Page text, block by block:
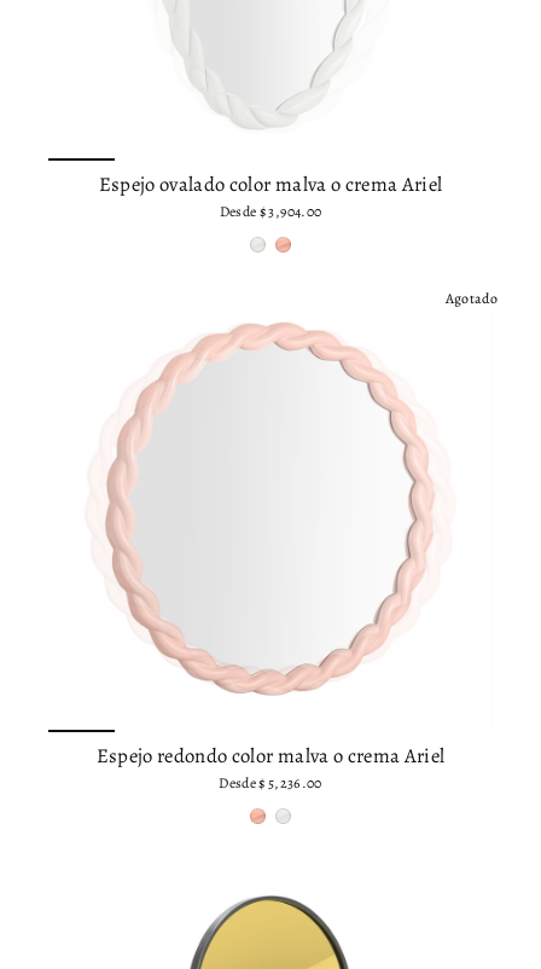
Espejo ovalado color malva o crema Ariel
Desde$ 3,904.00
Agotado
Espejo redondo color malva o crema Ariel
Desde$ 5,236.00